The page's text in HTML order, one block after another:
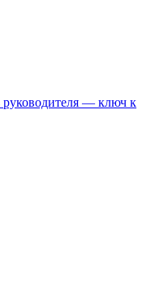
руководителя — ключ к